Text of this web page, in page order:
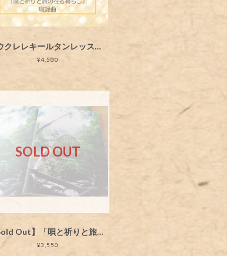
【ウクレレキールタンレッスン動画】om purnam adah purnam idam
¥4,500
SOLD OUT
【Sold Out】「唄と祈りと旅の在る暮らし」ソングブック |キールタン 歌詞とコード譜
¥3,550